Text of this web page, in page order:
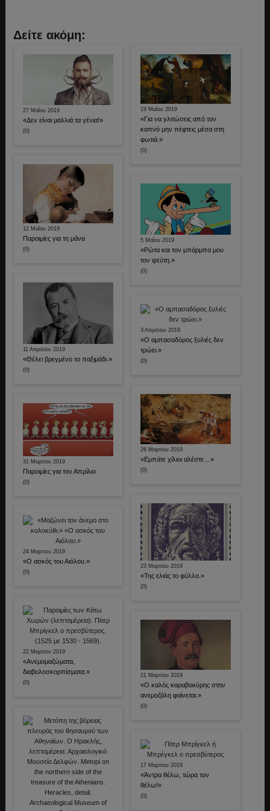
Δείτε ακόμη:
27 Μαΐου 2019
«Δεν είναι μαλλιά τα γένια!»
(0)
12 Μαΐου 2019
Παροιμίες για τη μάνα
(0)
11 Απριλίου 2019
«Θέλει βρεγμένο το παξιμάδι.»
(0)
31 Μαρτίου 2019
Παροιμίες για τον Απρίλιο
(0)
24 Μαρτίου 2019
«Ο ασκός του Αιόλου.»
(0)
22 Μαρτίου 2019
«Ανεμομαζώματα,
διαβολοσκορπίσματα.»
(0)
19 Μαΐου 2019
«Για να γλιτώσεις από τον
καπνό μην πέφτεις μέσα στη
φωτιά.»
(0)
5 Μαΐου 2019
«Ρώτα και τον μπάρμπα μου
τον ψεύτη.»
(0)
3 Απριλίου 2019
«Ο αμπασαδόρος ξυλιές δεν
τρώει.»
(0)
26 Μαρτίου 2019
«Εμπάτε χίλιοι αλέστε…»
(0)
23 Μαρτίου 2019
«Της ελιάς το φύλλο.»
(0)
21 Μαρτίου 2019
«Ο καλός καραβοκύρης στην
ανεμοζάλη φαίνεται.»
(0)
17 Μαρτίου 2019
«Άντρα θέλω, τώρα τον
θέλω!»
(0)